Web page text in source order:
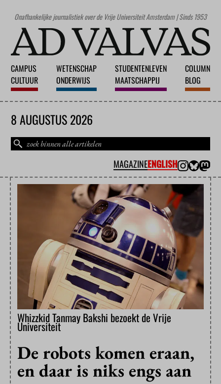
Onafhankelijke journalistiek over de Vrije Universiteit Amsterdam | Sinds 1953
CAMPUS
CULTUUR
WETENSCHAP
ONDERWIJS
STUDENTENLEVEN
MAATSCHAPPIJ
COLUMN
BLOG
8 AUGUSTUS 2026
MAGAZINEENGLISH
Whizzkid Tanmay Bakshi bezoekt de Vrije
Universiteit
De robots komen eraan,
en daar is niks engs aan